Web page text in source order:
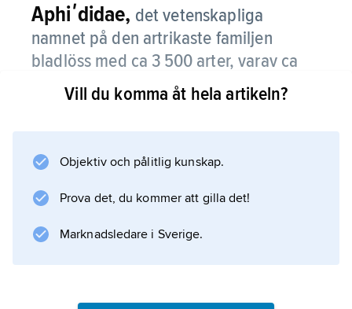
Aphiʹdidae, det vetenskapliga
namnet på den artrikaste familjen
bladlöss med ca 3 500 arter, varav ca
370 i Sverige.
Vill du komma åt hela artikeln?
Objektiv och pålitlig kunskap.
Prova det, du kommer att gilla det!
Marknadsledare i Sverige.